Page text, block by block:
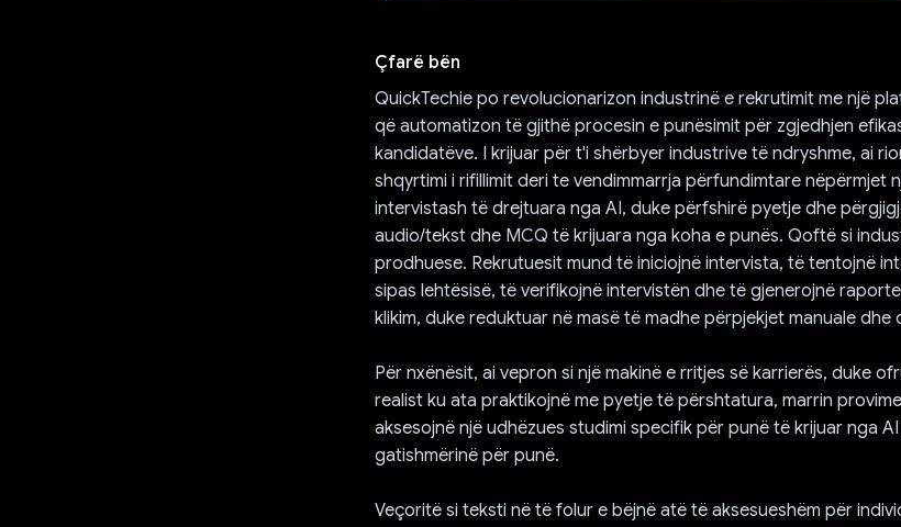
Çfarë bën
QuickTechie po revolucionarizon industrinë e rekrutimit me një
që automatizon të gjithë procesin e punësimit për zgjedhjen
kandidatëve. I krijuar për t'i shërbyer industrive të ndryshme, ai
shqyrtimi i rifillimit deri te vendimmarrja përfundimtare nëpërmjet
intervistash të drejtuara nga AI, duke përfshirë pyetje dhe
audio/tekst dhe MCQ të krijuara nga koha e punës. Qoftë si
prodhuese. Rekrutuesit mund të iniciojnë intervista, të tentojnë
sipas lehtësisë, të verifikojnë intervistën dhe të gjenerojnë
klikim, duke reduktuar në masë të madhe përpjekjet manuale dhe
Për nxënësit, ai vepron si një makinë e rritjes së karrierës, duke
realist ku ata praktikojnë me pyetje të përshtatura, marrin
aksesojnë një udhëzues studimi specifik për punë të krijuar nga
gatishmërinë për punë.
Veçoritë si teksti në të folur e bëjnë atë të aksesueshëm për